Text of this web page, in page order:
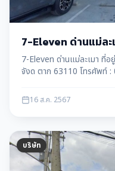
7-Eleven ด่านแม่ล
7-Eleven ด่านแม่ละเมา ที่อ
จังด ตาก 63110 โทรศัพท์
16 ส.ค. 2567
บริษัท